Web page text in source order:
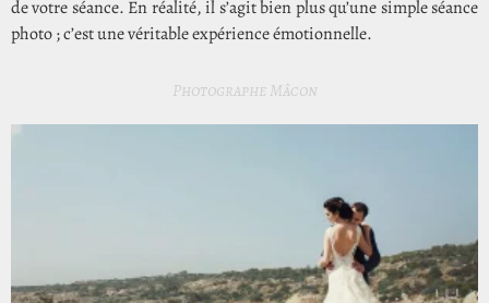
de votre séance. En réalité, il s’agit bien plus qu’une simple séance
photo ; c’est une véritable expérience émotionnelle.
Photographe Mâcon